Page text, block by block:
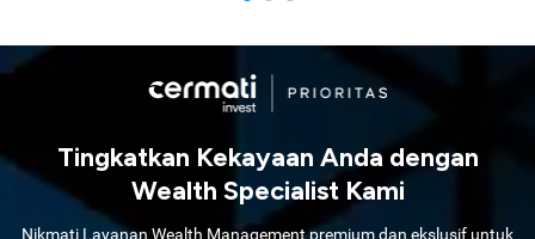
Tingkatkan Kekayaan Anda dengan
Wealth Specialist Kami
Nikmati Layanan Wealth Management premium dan ekslusif untuk